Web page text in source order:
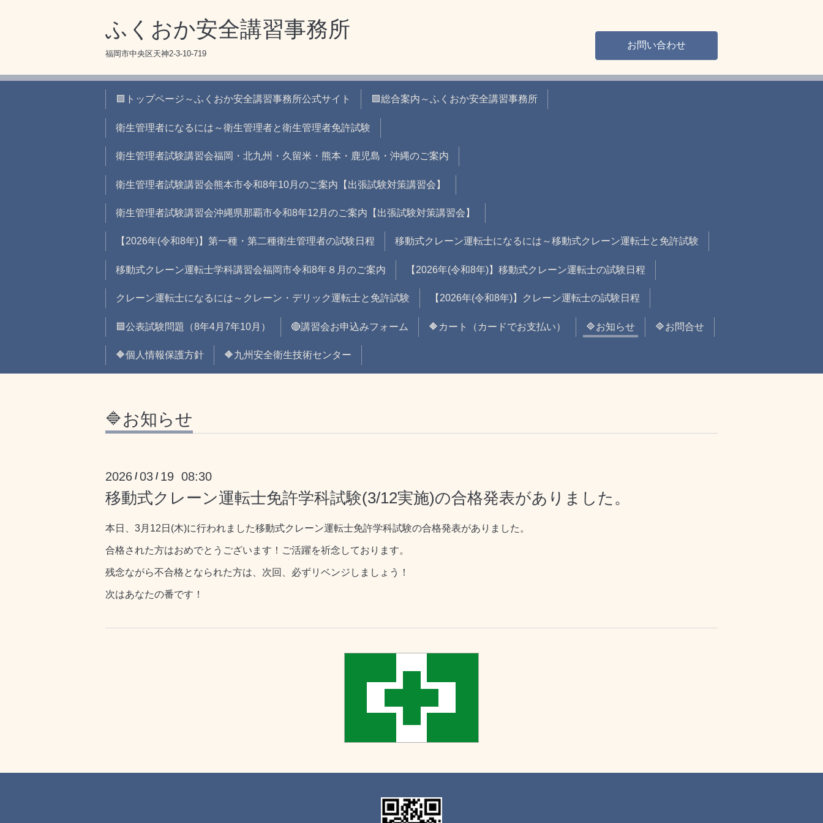
ふくおか安全講習事務所
福岡市中央区天神2-3-10-719
お問い合わせ
🟪トップページ～ふくおか安全講習事務所公式サイト 🟪総合案内～ふくおか安全講習事務所
衛生管理者になるには～衛生管理者と衛生管理者免許試験
衛生管理者試験講習会福岡・北九州・久留米・熊本・鹿児島・沖縄のご案内
衛生管理者試験講習会熊本市令和8年10月のご案内【出張試験対策講習会】
衛生管理者試験講習会沖縄県那覇市令和8年12月のご案内【出張試験対策講習会】
【2026年(令和8年)】第一種・第二種衛生管理者の試験日程 移動式クレーン運転士になるには～移動式クレーン運転士と免許試験
移動式クレーン運転士学科講習会福岡市令和8年８月のご案内 【2026年(令和8年)】移動式クレーン運転士の試験日程
クレーン運転士になるには～クレーン・デリック運転士と免許試験 【2026年(令和8年)】クレーン運転士の試験日程
🟦公表試験問題（8年4月7年10月） 🔴講習会お申込みフォーム 🔶カート（カードでお支払い） 🔷お知らせ 🔷お問合せ
🔶個人情報保護方針 🔶九州安全衛生技術センター
🔷お知らせ
2026 /03 / 19 08:30
移動式クレーン運転士免許学科試験(3/12実施)の合格発表がありました。
本日、3月12日(木)に行われました移動式クレーン運転士免許学科試験の合格発表がありました。
合格された方はおめでとうございます！ ご活躍を祈念しております。
残念ながら不合格となられた方は、次回、必ずリベンジしましょう！
次はあなたの番です！